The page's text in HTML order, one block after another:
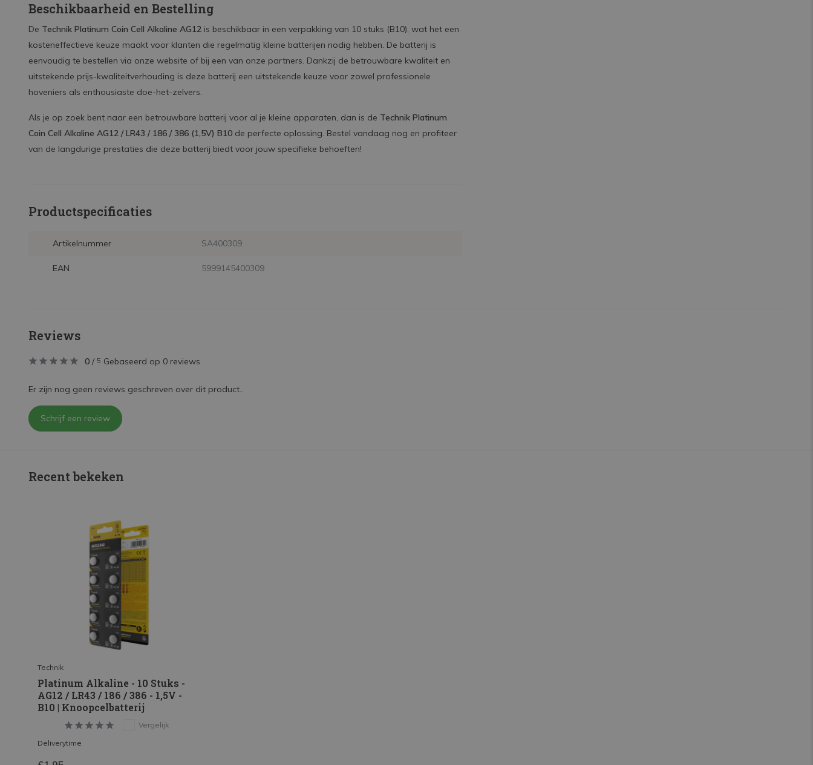
Beschikbaarheid en Bestelling
De Technik Platinum Coin Cell Alkaline AG12 is beschikbaar in een verpakking van 10 stuks (B10), wat het een
kosteneffectieve keuze maakt voor klanten die regelmatig kleine batterijen nodig hebben. De batterij is
eenvoudig te bestellen via onze website of bij een van onze partners. Dankzij de betrouwbare kwaliteit en
uitstekende prijs-kwaliteitverhouding is deze batterij een uitstekende keuze voor zowel professionele
hoveniers als enthousiaste doe-het-zelvers.
Als je op zoek bent naar een betrouwbare batterij voor al je kleine apparaten, dan is de Technik Platinum
Coin Cell Alkaline AG12 / LR43 / 186 / 386 (1,5V) B10 de perfecte oplossing. Bestel vandaag nog en profiteer
van de langdurige prestaties die deze batterij biedt voor jouw specifieke behoeften!
Productspecificaties
Artikelnummer SA400309
EAN 5999145400309
Reviews
0 / 5 Gebaseerd op 0 reviews
Er zijn nog geen reviews geschreven over dit product..
Schrijf een review
Recent bekeken
Technik
Platinum Alkaline - 10 Stuks -
AG12 / LR43 / 186 / 386 - 1,5V -
B10 | Knoopcelbatterij
Vergelijk
Deliverytime